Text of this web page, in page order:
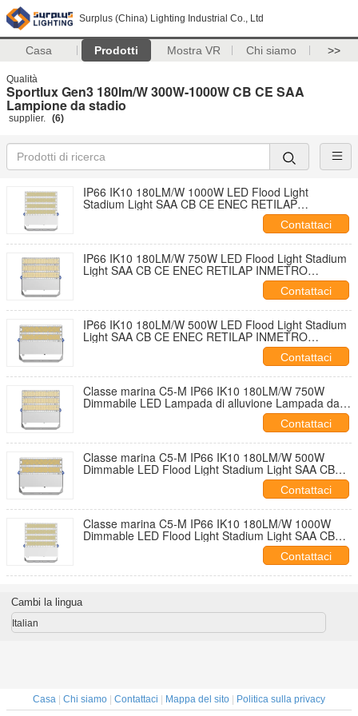
Surplus (China) Lighting Industrial Co., Ltd
Casa Prodotti Mostra VR Chi siamo >>
Qualità
Sportlux Gen3 180lm/W 300W-1000W CB CE SAA
Lampione da stadio
supplier. (6)
IP66 IK10 180LM/W 1000W LED Flood Light
Stadium Light SAA CB CE ENEC RETILAP
INMETRO Certificato 5 anni di garanzia
Contattaci
IP66 IK10 180LM/W 750W LED Flood Light Stadium
Light SAA CB CE ENEC RETILAP INMETRO
Contattaci
IP66 IK10 180LM/W 500W LED Flood Light Stadium
Light SAA CB CE ENEC RETILAP INMETRO
Contattaci
Classe marina C5-M IP66 IK10 180LM/W 750W
Dimmabile LED Lampada di alluvione Lampada da
stadio SAA CB CE ENEC RETILAP INMETRO
Contattaci
Classe marina C5-M IP66 IK10 180LM/W 500W
Dimmable LED Flood Light Stadium Light SAA CB
CE ENEC RETILAP INMETRO Certificato 5 anni di
Contattaci
Classe marina C5-M IP66 IK10 180LM/W 1000W
Dimmable LED Flood Light Stadium Light SAA CB
CE ENEC RETILAP INMETRO Certificato 5 anni di
Contattaci
Cambi la lingua
Italian
Casa Chi siamo Contattaci Mappa del sito
Politica sulla privacy